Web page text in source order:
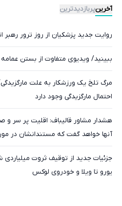
آخرینپربازدیدترین
روایت جدید پزشکیان از روز ترور رهبر
ببینید/ ویدیوی متفاوت از بستن
مرگ تلخ یک ورزشکار به علت
احتمال مارگزیدگی وجود دارد
هشدار مشاور قالیباف: اقلیت پر سر و
آنها خواهد گفت که مستندانشان در مورد
جزئیات جدید از توقیف ثروت میلیاردی
یورو تا ویلا و خودروی لوکس